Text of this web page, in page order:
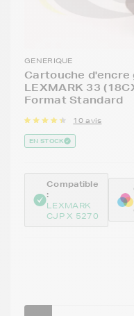
GENERIQUE
Cartouche
LEXMARK 33
Format Standard
10 avis
EN STOCK
Compatible
:
LEXMARK
CJP X 5270